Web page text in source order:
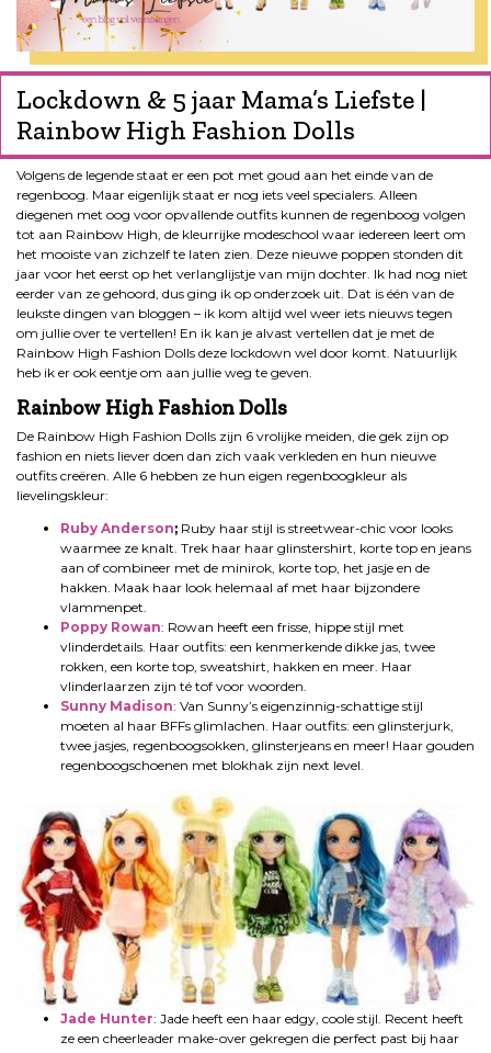
Lockdown & 5 jaar Mama’s Liefste |
Rainbow High Fashion Dolls
Volgens de legende staat er een pot met goud aan het einde van de
regenboog. Maar eigenlijk staat er nog iets veel specialers. Alleen
diegenen met oog voor opvallende outfits kunnen de regenboog volgen
tot aan Rainbow High, de kleurrijke modeschool waar iedereen leert om
het mooiste van zichzelf te laten zien. Deze nieuwe poppen stonden dit
jaar voor het eerst op het verlanglijstje van mijn dochter. Ik had nog niet
eerder van ze gehoord, dus ging ik op onderzoek uit. Dat is één van de
leukste dingen van bloggen – ik kom altijd wel weer iets nieuws tegen
om jullie over te vertellen! En ik kan je alvast vertellen dat je met de
Rainbow High Fashion Dolls deze lockdown wel door komt. Natuurlijk
heb ik er ook eentje om aan jullie weg te geven.
Rainbow High Fashion Dolls
De Rainbow High Fashion Dolls zijn 6 vrolijke meiden, die gek zijn op
fashion en niets liever doen dan zich vaak verkleden en hun nieuwe
outfits creëren. Alle 6 hebben ze hun eigen regenboogkleur als
lievelingskleur:
Ruby Anderson; Ruby haar stijl is streetwear-chic voor looks
waarmee ze knalt. Trek haar haar glinstershirt, korte top en jeans
aan of combineer met de minirok, korte top, het jasje en de
hakken. Maak haar look helemaal af met haar bijzondere
vlammenpet.
Poppy Rowan: Rowan heeft een frisse, hippe stijl met
vlinderdetails. Haar outfits: een kenmerkende dikke jas, twee
rokken, een korte top, sweatshirt, hakken en meer. Haar
vlinderlaarzen zijn té tof voor woorden.
Sunny Madison: Van Sunny’s eigenzinnig-schattige stijl
moeten al haar BFFs glimlachen. Haar outfits: een glinsterjurk,
twee jasjes, regenboogsokken, glinsterjeans en meer! Haar gouden
regenboogschoenen met blokhak zijn next level.
Jade Hunter: Jade heeft een haar edgy, coole stijl. Recent heeft
ze een cheerleader make-over gekregen die perfect past bij haar